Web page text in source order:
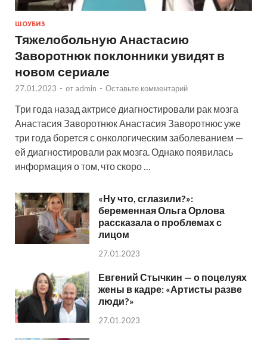
ШОУБИЗ
Тяжелобольную Анастасию
Заворотнюк поклонники увидят в
новом сериале
27.01.2023 - от admin - Оставьте комментарий
Три года назад актрисе диагностировали рак мозга
Анастасия Заворотнюк Анастасия Заворотнюс уже
три года борется с онкологическим заболеванием —
ей диагностировали рак мозга. Однако появилась
информация о том, что скоро …
«Ну что, сглазили?»:
беременная Ольга Орлова
рассказала о проблемах с
лицом
27.01.2023
Евгений Стычкин — о поцелуях
жены в кадре: «Артисты разве
люди?»
27.01.2023